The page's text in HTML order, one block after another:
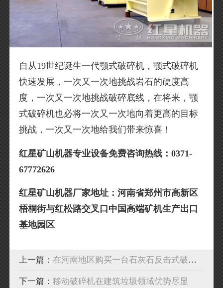
自从19世纪诞生一代颚式破碎机，颚式破碎机
快速发展，一次又一次地挑战岩石的硬度高
度，一次又一次地挑战破碎底线，在将来，颚
式破碎机也必将一次又一次地向着更高的目标
挑战，一次又一次地给我们带来惊喜！
红星矿山机器专业设备免费咨询热线：0371-
67772626
红星矿山机器厂家地址：河南省郑州市高新区
梧桐街与红松路交叉口中国高端矿机生产出口
基地园区
上一篇：在河南地区购买一台石灰石反击式破碎机多少钱？
下一篇：移动破碎机在建筑垃圾领域优势尽显